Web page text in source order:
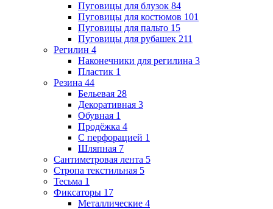
Пуговицы для блузок 84
Пуговицы для костюмов 101
Пуговицы для пальто 15
Пуговицы для рубашек 211
Регилин 4
Наконечники для регилина 3
Пластик 1
Резина 44
Бельевая 28
Декоративная 3
Обувная 1
Продёжка 4
С перфорацией 1
Шляпная 7
Сантиметровая лента 5
Стропа текстильная 5
Тесьма 1
Фиксаторы 17
Металлические 4